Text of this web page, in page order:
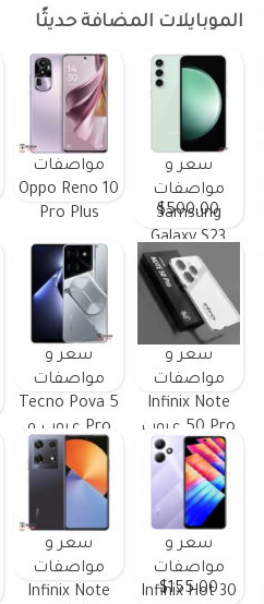
الموبايلات المضافة حديثًا
سعر و
مواصفات
Samsung
Galaxy S23
FE ومميزات
وعيوب
$500.00
مواصفات
Oppo Reno 10
Pro Plus
سعر و
مواصفات
Infinix Note
50 Pro عيوب
و مميزات
سعر و
مواصفات
Tecno Pova 5
Pro عيوب و
مميزات
سعر و
مواصفات
Infinix Hot 30
$155.00
سعر و
مواصفات
Infinix Note